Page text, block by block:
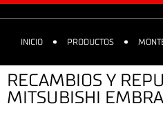
INICIO PRODUCTOS
RECAMBIOS Y
MITSUBISHI